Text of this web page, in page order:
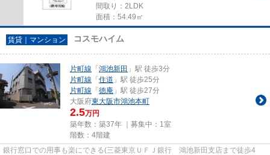
間取り：2LDK
面積：54.49㎡
賃貸｜マンション コスモハイム
片町線 「 鴻池新田 」駅 徒歩3分
片町線 「 住道 」駅 徒歩25分
片町線 「 徳庵 」駅 徒歩27分
大阪府東大阪市鴻池本町
2.5万円
築年数：築37年 ｜募集中： 1室
階数：4階建
銀行窓口での用事も楽にできる(三菱東京ＵＦＪ銀行 鴻池新田支店まで徒歩4